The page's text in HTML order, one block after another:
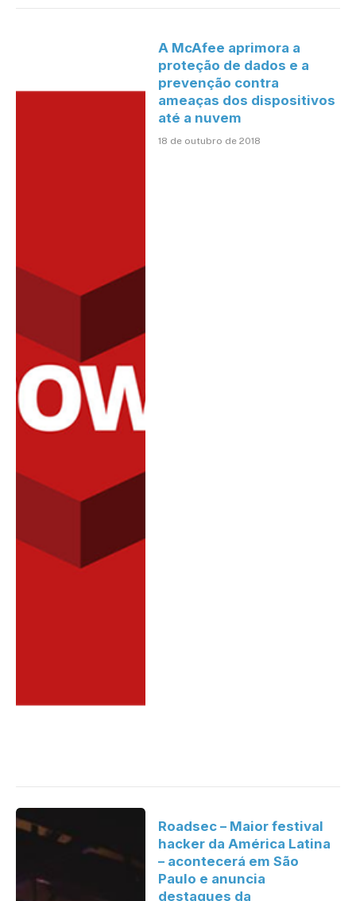
A McAfee aprimora a
proteção de dados e a
prevenção contra
ameaças dos dispositivos
até a nuvem
18 de outubro de 2018
Roadsec – Maior festival
hacker da América Latina
– acontecerá em São
Paulo e anuncia
destaques da